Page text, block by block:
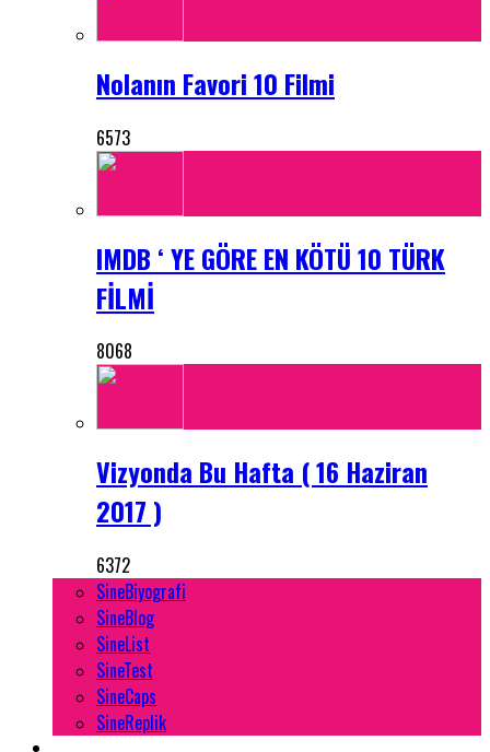
Nolanın Favori 10 Filmi
6573
IMDB ‘ YE GÖRE EN KÖTÜ 10 TÜRK
FİLMİ
8068
Vizyonda Bu Hafta ( 16 Haziran
2017 )
6372
SineBiyografi
SineBlog
SineList
SineTest
SineCaps
SineReplik